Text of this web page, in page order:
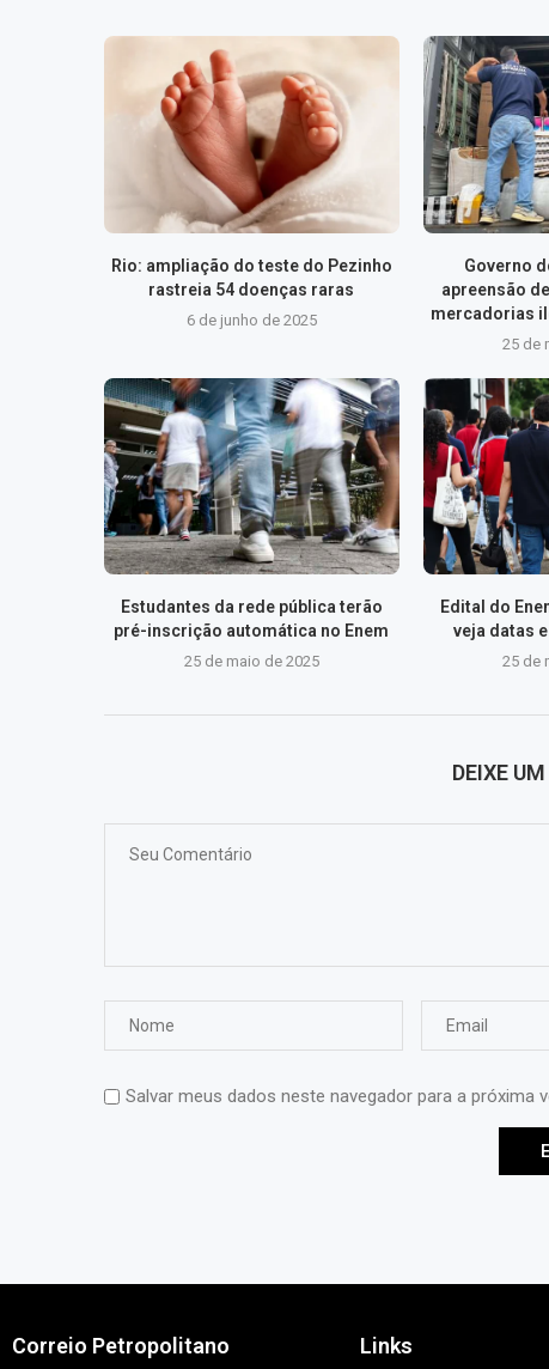
Rio: ampliação do teste do Pezinho
rastreia 54 doenças raras
6 de junho de 2025
Governo
apreensão
mercadorias
25 de
Estudantes da rede pública terão
pré-inscrição automática no Enem
25 de maio de 2025
Edital do
veja datas
25 de
DEIXE
Salvar meus dados neste navegador para a próxima
Correio Petropolitano Links